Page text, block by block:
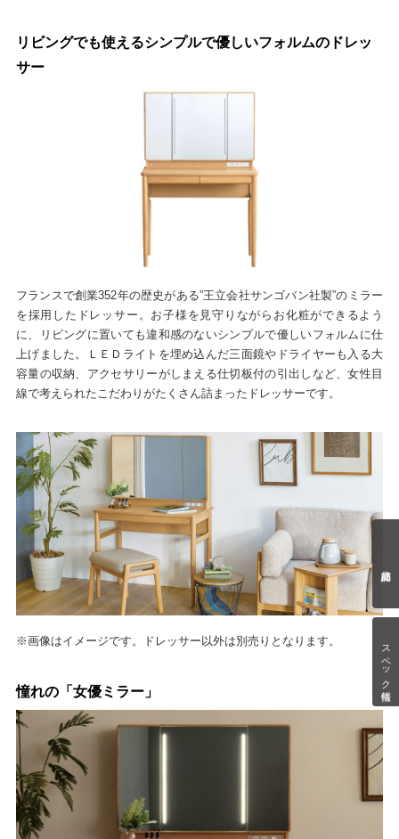
スペック情報
リビングでも使えるシンプルで優しいフォルムのドレッ
サー
フランスで創業352年の歴史がある”王立会社サンゴバン社製”のミラー
を採用したドレッサー。お子様を見守りながらお化粧ができるよう
に、リビングに置いても違和感のないシンプルで優しいフォルムに仕
上げました。ＬＥＤライトを埋め込んだ三面鏡やドライヤーも入る大
容量の収納、アクセサリーがしまえる仕切板付の引出しなど、女性目
線で考えられたこだわりがたくさん詰まったドレッサーです。
※画像はイメージです。ドレッサー以外は別売りとなります。
憧れの「女優ミラー」